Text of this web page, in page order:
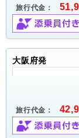
旅行代金：
大阪府発
旅行代金：